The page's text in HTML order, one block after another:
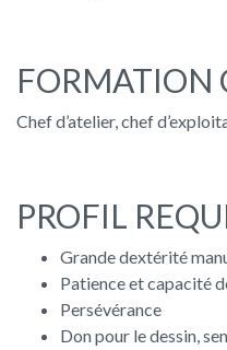
FORMATION
Chef d’atelier, chef
PROFIL
Grande dextérité
Patience et capacité
Persévérance
Don pour le dessin,